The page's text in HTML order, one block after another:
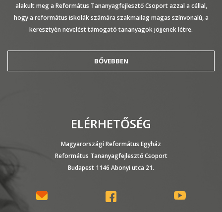
alakult meg a Református Tananyagfejlesztő Csoport azzal a céllal,
hogy a református iskolák számára szakmailag magas színvonalú, a
keresztyén nevelést támogató tananyagok jöjjenek létre.
BŐVEBBEN
ELÉRHETŐSÉG
Magyarországi Református Egyház
Református Tananyagfejlesztő Csoport
Budapest 1146 Abonyi utca 21.